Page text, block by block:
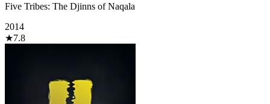
Five Tribes: The Djinns of Naqala
2014
★7.8